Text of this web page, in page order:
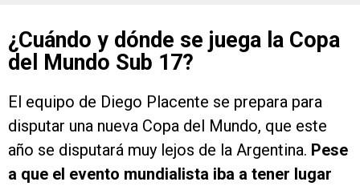
¿Cuándo y dónde se juega la Copa
del Mundo Sub 17?
El equipo de Diego Placente se prepara para
disputar una nueva Copa del Mundo, que este
año se disputará muy lejos de la Argentina. Pese
a que el evento mundialista iba a tener lugar